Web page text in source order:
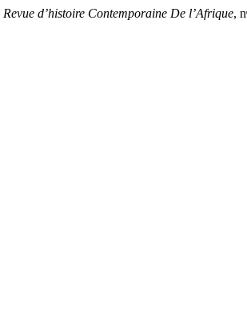
Revue d’histoire Contemporaine De l’Afrique,